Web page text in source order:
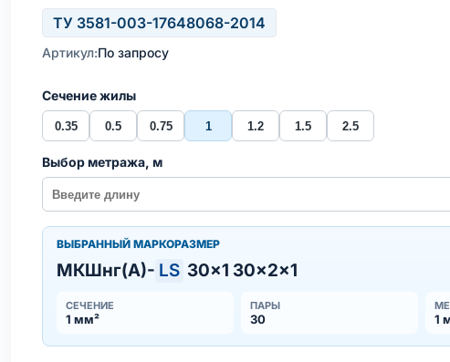
ТУ 3581-003-17648068-2014
Артикул:По запросу
Сечение жилы
0.35 0.5 0.75 1 1.2 1.5 2.5
Выбор метража, м
ВЫБРАННЫЙ МАРКОРАЗМЕР
МКШнг(А)- LS 30×1 30×2×1
СЕЧЕНИЕ
1 мм²
ПАРЫ
30 1